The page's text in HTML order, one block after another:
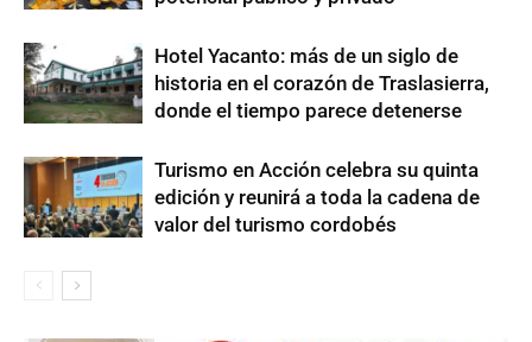
Hotel Yacanto: más de un siglo de
historia en el corazón de Traslasierra,
donde el tiempo parece detenerse
Turismo en Acción celebra su quinta
edición y reunirá a toda la cadena de
valor del turismo cordobés